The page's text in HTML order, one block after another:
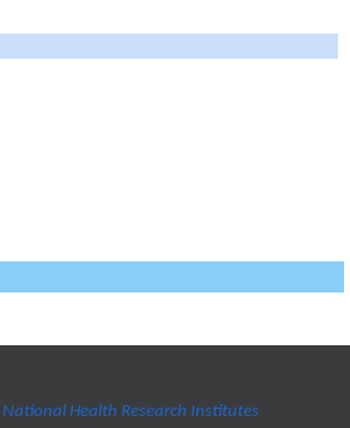
National Health Research Institutes